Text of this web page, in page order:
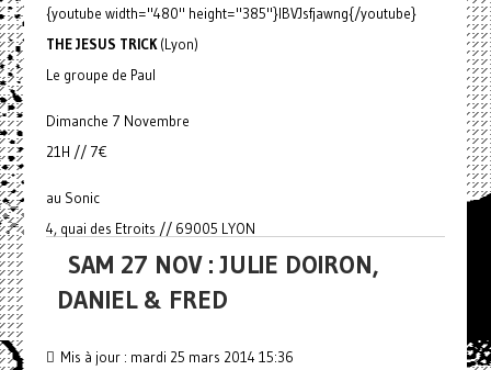
{youtube width="480" height="385"}IBVJsfjawng{/youtube}
THE JESUS TRICK(Lyon)
Le groupe de Paul
Dimanche 7 Novembre
21H // 7€
au Sonic
4, quai des Etroits // 69005 LYON
SAM 27 NOV : JULIE DOIRON,
DANIEL & FRED
Mis à jour : mardi 25 mars 2014 15:36